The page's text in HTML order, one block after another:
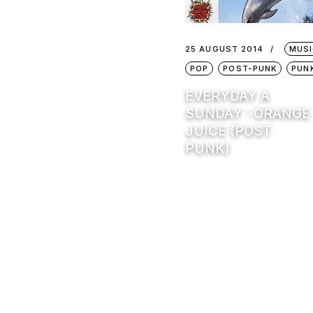
25 AUGUST 2014
POP
POST-PUNK
EVERYDAY A
SUNDAY : ORANGE
JUICE (POST
PUNK)